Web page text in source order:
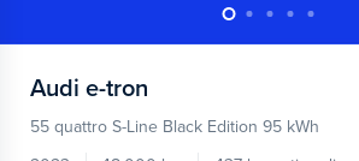
Audi e-tron
55 quattro S-Line Black Edition 95 kWh